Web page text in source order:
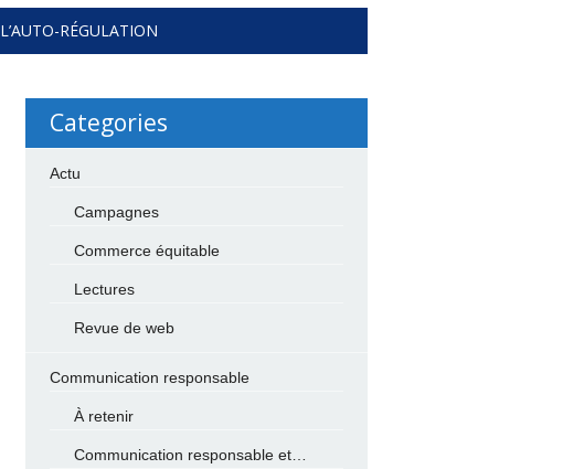
L’AUTO-RÉGULATION
Categories
Actu
Campagnes
Commerce équitable
Lectures
Revue de web
Communication responsable
À retenir
Communication responsable et…